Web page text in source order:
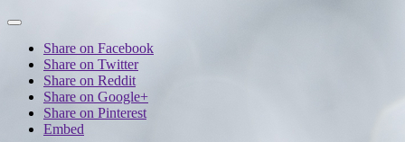
Share on Facebook
Share on Twitter
Share on Reddit
Share on Google+
Share on Pinterest
Embed